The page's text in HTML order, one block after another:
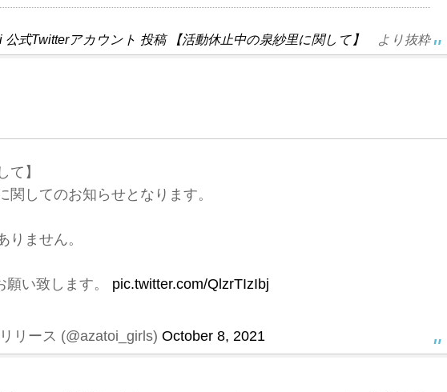
公式Twitterアカウント 投稿 【活動休止中の泉紗里に関して】 より抜粋
て】
してのお知らせとなります。
りません。
い致します。 pic.twitter.com/QlzrTIzIbj
リース (@azatoi_girls) October 8, 2021